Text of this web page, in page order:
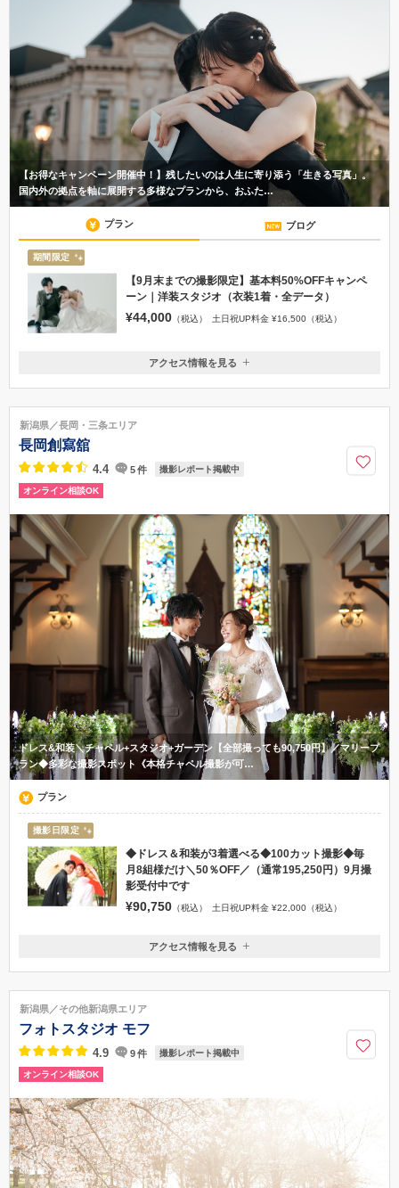
【お得なキャンペーン開催中！】残したいのは人生に寄り添う「生きる写真」。
国内外の拠点を軸に展開する多様なプランから、おふた…
プラン ブログ
期間限定
【9月末までの撮影限定】基本料50%OFFキャンペ
ーン｜洋装スタジオ（衣装1着・全データ）
¥44,000 （税込） 土日祝UP料金 ¥16,500（税込）
新潟県新潟市中央区八千代2-4-32
025-255-5007
アクセス情報を見る
新潟県／長岡・三条エリア
長岡創寫舘
4.4 5件 撮影レポート掲載中
オンライン相談OK
ドレス&和装＼チャペル+スタジオ+ガーデン【全部撮っても90,750円】／マリープ
ラン◆多彩な撮影スポット《本格チャペル撮影が可…
プラン
撮影日限定
◆ドレス＆和装が3着選べる◆100カット撮影◆毎
月8組様だけ＼50％OFF／（通常195,250円）9月撮
影受付中です
¥90,750 （税込） 土日祝UP料金 ¥22,000（税込）
新潟県長岡市古正寺3丁目39番地
0258-28-4322
アクセス情報を見る
新潟県／その他新潟県エリア
フォトスタジオ モフ
4.9 9件 撮影レポート掲載中
オンライン相談OK